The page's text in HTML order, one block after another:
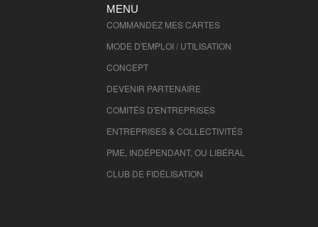
MENU
COMMANDEZ MES CARTES
MODE D'EMPLOI / UTILISATION
CONCEPT
DEVENIR PARTENAIRE
COMITÉS D'ENTREPRISES
ENTREPRISES & COLLECTIVITÉS
PME, INDÉPENDANT, OU LIBÉRAL
CLUB DE FIDÉLISATION